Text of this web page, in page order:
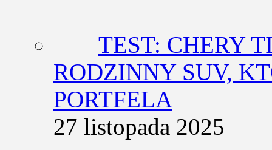
TEST: CHERY
RODZINNY SUV,
PORTFELA
27 listopada 2025